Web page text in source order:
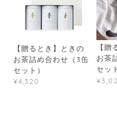
【贈るとき】ときの
お茶詰め合わせ（3缶
セット）
¥4,320
【
お茶
セッ